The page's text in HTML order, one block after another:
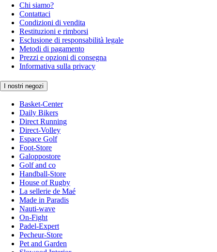
Chi siamo?
Contattaci
Condizioni di vendita
Restituzioni e rimborsi
Esclusione di responsabilità legale
Metodi di pagamento
Prezzi e opzioni di consegna
Informativa sulla privacy
I nostri negozi
Basket-Center
Daily Bikers
Direct Running
Direct-Volley
Espace Golf
Foot-Store
Galoppostore
Golf and co
Handball-Store
House of Rugby
La sellerie de Maé
Made in Paradis
Nauti-wave
On-Fight
Padel-Expert
Pecheur-Store
Pet and Garden